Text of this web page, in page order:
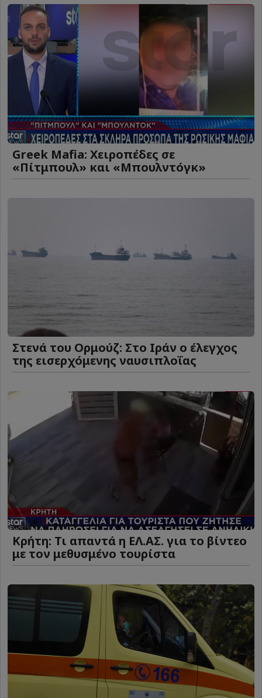
Greek Mafia: Χειροπέδες σε
«Πίτμπουλ» και «Μπουλντόγκ»
Στενά του Ορμούζ: Στο Ιράν ο έλεγχος
της εισερχόμενης ναυσιπλοΐας
Κρήτη: Τι απαντά η ΕΛ.ΑΣ. για το βίντεο
με τον μεθυσμένο τουρίστα